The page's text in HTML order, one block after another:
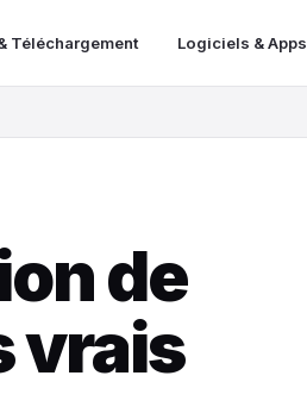
Téléchargement Logiciels & Apps
de
vrais